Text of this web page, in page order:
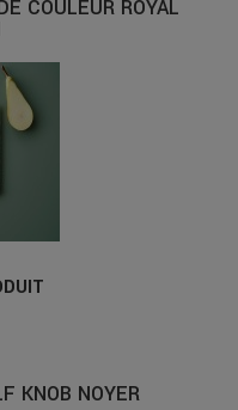
COULEUR ROYAL
KNOB NOYER